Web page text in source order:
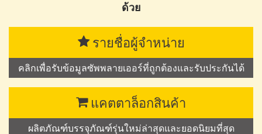
ด้วย
รายชื่อผู้จำหน่าย
คลิกเพื่อรับข้อมูลซัพพลายเออร์ที่ถูกต้องและรับประกันได้
แคตตาล็อกสินค้า
ผลิตภัณฑ์บรรจุภัณฑ์รุ่นใหม่ล่าสุดและยอดนิยมที่สุด